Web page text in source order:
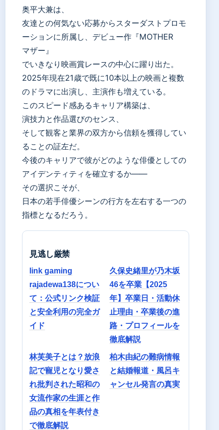
奥平大兼は、
友達との何気ない応募からスターダストプロモ
ーションに所属し、デビュー作『MOTHER
マザー』
でいきなり映画賞レースの中心に躍り出た。
2025年現在21歳で既に10本以上の映画と複数
のドラマに出演し、主演作も増えている。
このスピード感あるキャリア構築は、
演技力と作品選びのセンス、
そして観客と業界の双方から信頼を獲得してい
ることの証左だ。
今後のキャリアで彼がどのような俳優としての
アイデンティティを確立するか——
その選択こそが、
日本の若手俳優シーンの行方を左右する一つの
指標となるだろう。
見逃し厳禁
link gaming
rajadewa138につい
て：公式リンク検証
と安全利用の完全ガ
イド
久保史緒里が乃木坂
46を卒業【2025
年】卒業日・活動休
止理由・卒業後の進
路・プロフィールを
徹底解説
林芙美子とは？放浪
記で寵児となり愛さ
れ批判された昭和の
女流作家の生涯と作
品の真相を年表付き
で徹底解説
柏木由紀の難病情報
と結婚報道・風呂キ
ャンセル発言の真実